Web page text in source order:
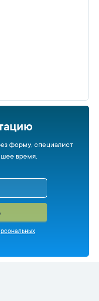
форму, специалист
время.